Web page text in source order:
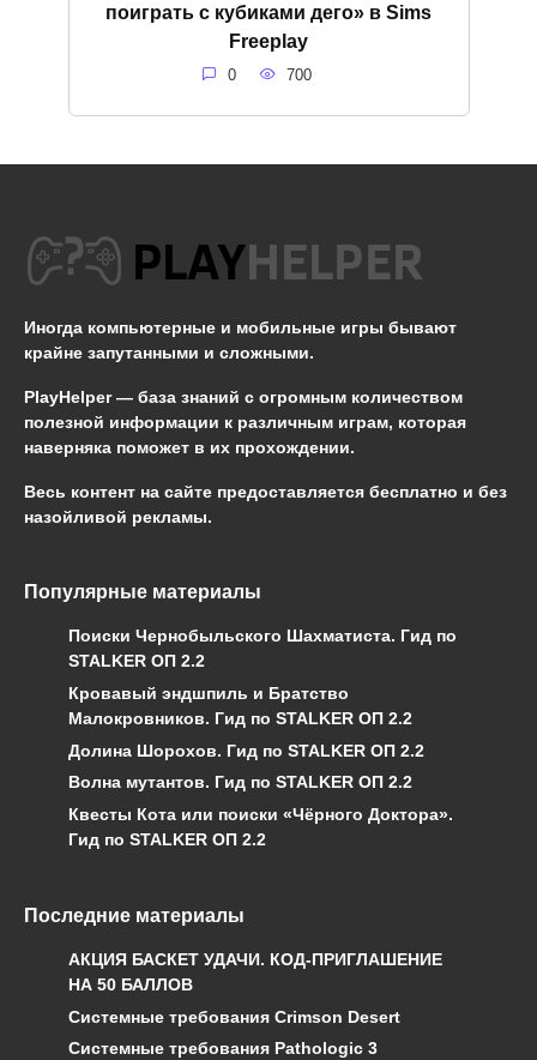
поиграть с кубиками дего» в Sims
Freeplay
0 700
Иногда компьютерные и мобильные игры бывают
крайне запутанными и сложными.
PlayHelper — база знаний с огромным количеством
полезной информации к различным играм, которая
наверняка поможет в их прохождении.
Весь контент на сайте предоставляется бесплатно и без
назойливой рекламы.
Популярные материалы
Поиски Чернобыльского Шахматиста. Гид по
STALKER ОП 2.2
Кровавый эндшпиль и Братство
Малокровников. Гид по STALKER ОП 2.2
Долина Шорохов. Гид по STALKER ОП 2.2
Волна мутантов. Гид по STALKER ОП 2.2
Квесты Кота или поиски «Чёрного Доктора».
Гид по STALKER ОП 2.2
Последние материалы
АКЦИЯ БАСКЕТ УДАЧИ. КОД-ПРИГЛАШЕНИЕ
НА 50 БАЛЛОВ
Системные требования Crimson Desert
Системные требования Pathologic 3